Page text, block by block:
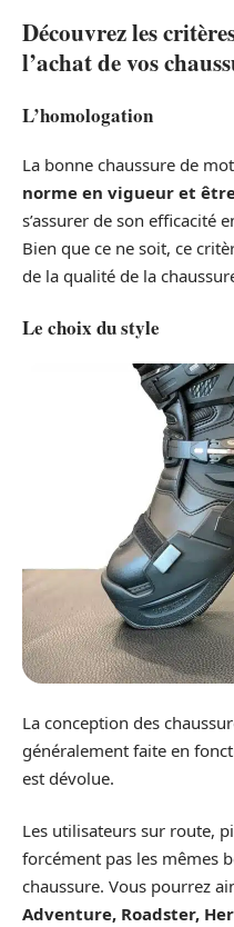
Découvrez les
l’achat de vos
L’homologation
La bonne chaussure de
norme en vigueur et
s’assurer de son efficacité
Bien que ce ne soit, ce
de la qualité de la
Le choix du style
La conception des
généralement faite en
est dévolue.
Les utilisateurs sur route,
forcément pas les mêmes
chaussure. Vous pourrez
Adventure, Roadster,